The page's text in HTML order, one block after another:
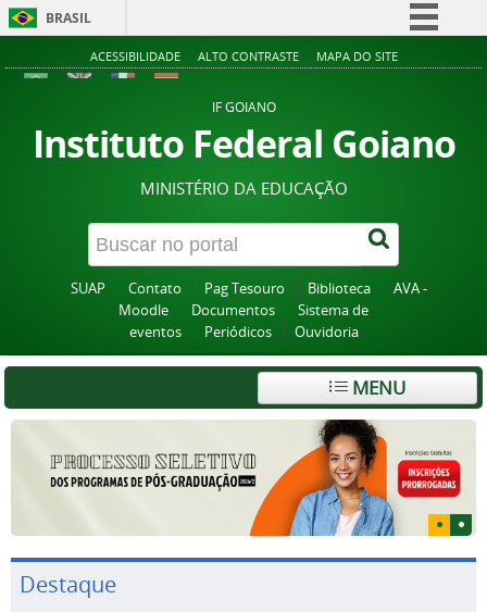
BRASIL
Simplifique!
Acesso à informação
Legislação
Canais
ACESSIBILIDADE ALTO CONTRASTE MAPA DO SITE
IF GOIANO
Instituto Federal Goiano
MINISTÉRIO DA EDUCAÇÃO
SUAP Contato Pag Tesouro Biblioteca
AVA -
Moodle
Documentos
Sistema de
eventos
Periódicos Ouvidoria
MENU
Destaque